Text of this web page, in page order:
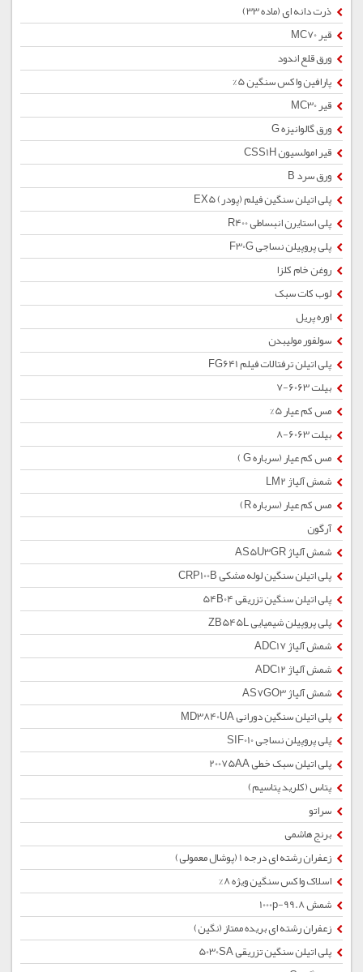
ذرت دانه ای (ماده 33)
قیر MC70
ورق قلع اندود
پارافین واکس سنگین 5%
قیر MC30
ورق گالوانیزه G
قیر امولسیون CSS1H
ورق سرد B
پلی اتیلن سنگین فیلم (پودر) EX5
پلی استایرن انبساطی R400
پلی پروپیلن نساجی F30G
روغن خام کلزا
لوب کات سبک
اوره پریل
سولفور مولیبدن
پلی اتیلن ترفتالات فیلم FG641
بیلت 6063-7
مس کم عیار 5%
بیلت 6063-8
مس کم عیار (سرباره G )
شمش آلیاژ LM2
مس کم عیار (سرباره R)
آرگون
شمش آلیاژ AS5U3GR
پلی اتیلن سنگین لوله مشکی CRP100B
پلی اتیلن سنگین تزریقی 54B04
پلی پروپیلن شیمیایی ZB545L
شمش آلیاژ ADC17
شمش آلیاژ ADC12
شمش آلیاژ AS7GO3
پلی اتیلن سنگین دورانی MD3840UA
پلی پروپیلن نساجی SIF010
پلی اتیلن سبک خطی 20075AA
پتاس (کلرید پتاسیم)
سراتو
برنج هاشمی
زعفران رشته ای درجه 1 (پوشال معمولی)
اسلاک واکس سنگین ویژه 8%
شمش 1000p-99.8
زعفران رشته ای بریده ممتاز (نگین)
پلی اتیلن سنگین تزریقی 5030SA